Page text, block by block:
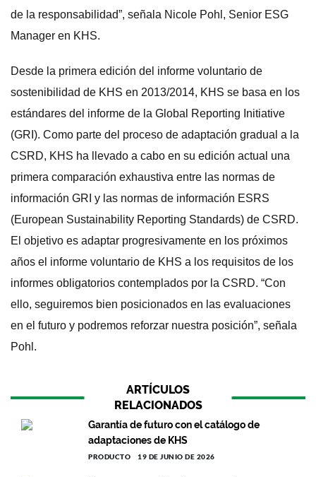
de la responsabilidad”, señala Nicole Pohl, Senior ESG
Manager en KHS.
Desde la primera edición del informe voluntario de
sostenibilidad de KHS en 2013/2014, KHS se basa en los
estándares del informe de la Global Reporting Initiative
(GRI). Como parte del proceso de adaptación gradual a la
CSRD, KHS ha llevado a cabo en su edición actual una
primera comparación exhaustiva entre las normas de
información GRI y las normas de información ESRS
(European Sustainability Reporting Standards) de CSRD.
El objetivo es adaptar progresivamente en los próximos
años el informe voluntario de KHS a los requisitos de los
informes obligatorios contemplados por la CSRD. “Con
ello, seguiremos bien posicionados en las evaluaciones
en el futuro y podremos reforzar nuestra posición”, señala
Pohl.
ARTÍCULOS
RELACIONADOS
Garantía de futuro con el catálogo de
adaptaciones de KHS
PRODUCTO 19 DE JUNIO DE 2026